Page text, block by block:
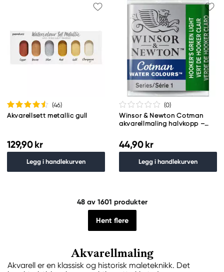
(46)
Akvarellsett metallic gull
129,90 kr
Legg i handlekurven
(0)
Winsor & Newton Cotman
akvarellmaling halvkopp –
44,90 kr
Legg i handlekurven
48av 1601 produkter
Hent flere
Akvarellmaling
Akvarell er en klassisk og historisk maleteknikk. Det